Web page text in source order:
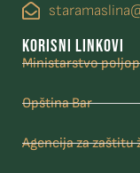
KORISNI LINKOVI
Ministarstvo
Opština Bar
Agencija za zaštitu